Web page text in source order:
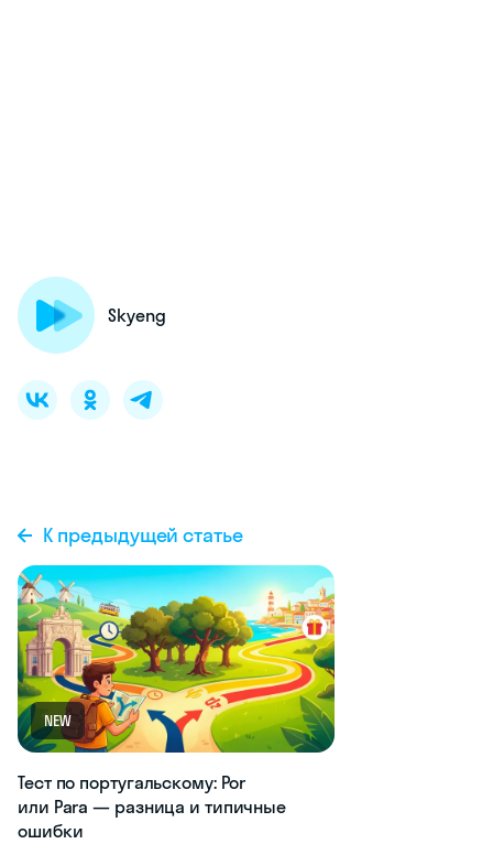
Skyeng
К предыдущей статье
NEW
Тест по португальскому: Por
или Para — разница и типичные
ошибки